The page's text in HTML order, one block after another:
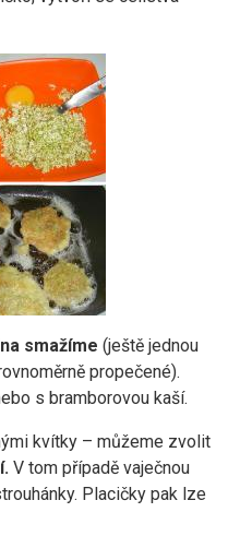
smažíme (ještě jednou
propečené).
s bramborovou kaší.
kvítky – můžeme zvolit
V tom případě vaječnou
Placičky pak lze